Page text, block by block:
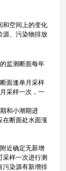
和空间上的变化
源、污染物排放
监测断面每年
面逢单月采样
采样一次，一
和小潮期进
在断面处水面涨
近确定无新增
采样一次进行测
污染源有新增排